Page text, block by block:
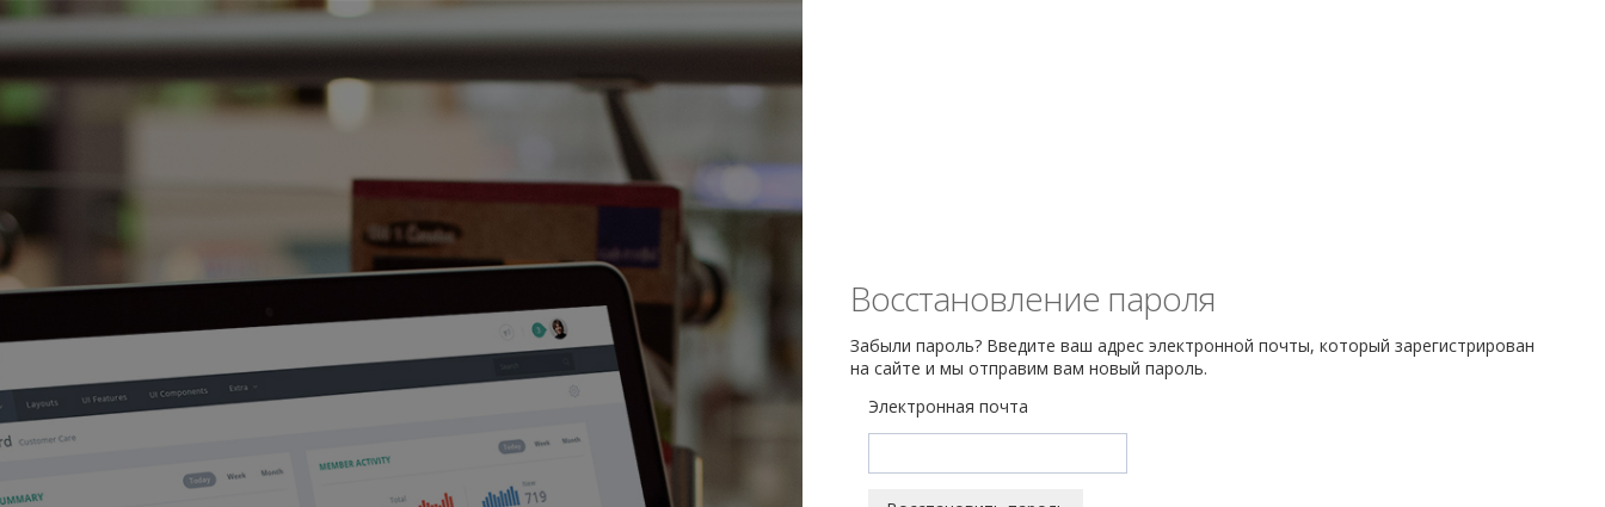
Восстановление пароля
Забыли пароль? Введите ваш адрес электронной почты, который зарегистрирован
на сайте и мы отправим вам новый пароль.
Электронная почта